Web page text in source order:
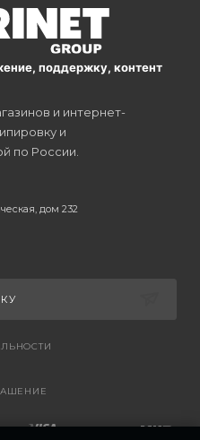
поддержку, контент
и интернет-
и
по России.
дом 232